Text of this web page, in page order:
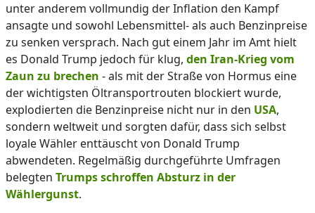
unter anderem vollmundig der Inflation den Kampf
ansagte und sowohl Lebensmittel- als auch Benzinpreise
zu senken versprach. Nach gut einem Jahr im Amt hielt
es Donald Trump jedoch für klug, den Iran-Krieg vom
Zaun zu brechen - als mit der Straße von Hormus eine
der wichtigsten Öltransportrouten blockiert wurde,
explodierten die Benzinpreise nicht nur in den USA,
sondern weltweit und sorgten dafür, dass sich selbst
loyale Wähler enttäuscht von Donald Trump
abwendeten. Regelmäßig durchgeführte Umfragen
belegten Trumps schroffen Absturz in der
Wählergunst.